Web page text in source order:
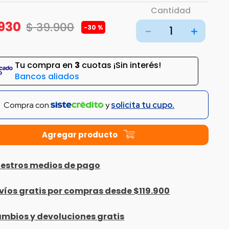
$39.900 -30 %
Cantidad
＋
－
Tu compra en 3 cuotas ¡Sin interés!
Bancos aliados
Compra con ysolicita tu cupo.
medios de pago
gratis por compras desde $119.900
y devoluciones gratis